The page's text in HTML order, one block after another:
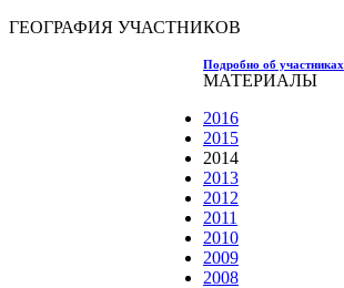
ГЕОГРАФИЯ УЧАСТНИКОВ
Подробно об участниках
МАТЕРИАЛЫ
2016
2015
2014
2013
2012
2011
2010
2009
2008